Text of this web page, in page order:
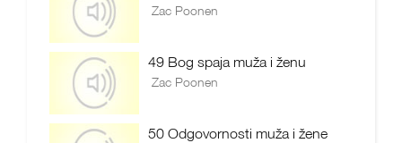
Zac Poonen
49 Bog spaja muža i ženu
Zac Poonen
50 Odgovornosti muža i žene